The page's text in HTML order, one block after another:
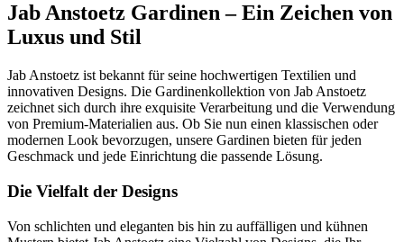
Jab Anstoetz Gardinen – Ein Zeichen von
Luxus und Stil
Jab Anstoetz ist bekannt für seine hochwertigen Textilien und
innovativen Designs. Die Gardinenkollektion von Jab Anstoetz
zeichnet sich durch ihre exquisite Verarbeitung und die Verwendung
von Premium-Materialien aus. Ob Sie nun einen klassischen oder
modernen Look bevorzugen, unsere Gardinen bieten für jeden
Geschmack und jede Einrichtung die passende Lösung.
Die Vielfalt der Designs
Von schlichten und eleganten bis hin zu auffälligen und kühnen